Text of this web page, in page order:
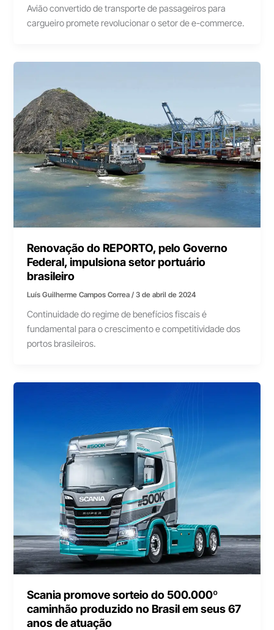
Avião convertido de transporte de passageiros para
cargueiro promete revolucionar o setor de e-commerce.
Renovação do REPORTO, pelo Governo
Federal, impulsiona setor portuário
brasileiro
Luís Guilherme Campos Correa/3 de abril de 2024
Continuidade do regime de benefícios fiscais é
fundamental para o crescimento e competitividade dos
portos brasileiros.
Scania promove sorteio do 500.000º
caminhão produzido no Brasil em seus 67
anos de atuação